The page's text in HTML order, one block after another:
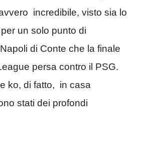
incredibile, visto sia lo
un solo punto di
di Conte che la finale
persa contro il PSG.
ko, di fatto, in casa
stati dei profondi